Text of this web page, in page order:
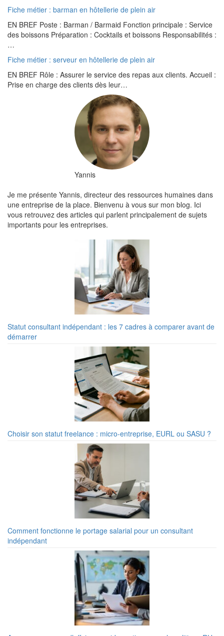
Fiche métier : barman en hôtellerie de plein air
EN BREF Poste : Barman / Barmaid Fonction principale : Service
des boissons Préparation : Cocktails et boissons Responsabilités :
…
Fiche métier : serveur en hôtellerie de plein air
EN BREF Rôle : Assurer le service des repas aux clients. Accueil :
Prise en charge des clients dès leur…
Yannis
Je me présente Yannis, directeur des ressources humaines dans
une entreprise de la place. Bienvenu à vous sur mon blog. Ici
vous retrouvez des articles qui parlent principalement de sujets
importants pour les entreprises.
Statut consultant indépendant : les 7 cadres à comparer avant de
démarrer
Choisir son statut freelance : micro-entreprise, EURL ou SASU ?
Comment fonctionne le portage salarial pour un consultant
indépendant